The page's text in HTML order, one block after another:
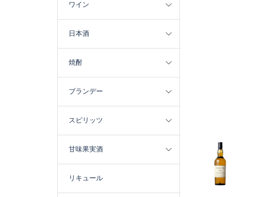
ワイン
日本酒
焼酎
ブランデー
スピリッツ
甘味果実酒
リキュール